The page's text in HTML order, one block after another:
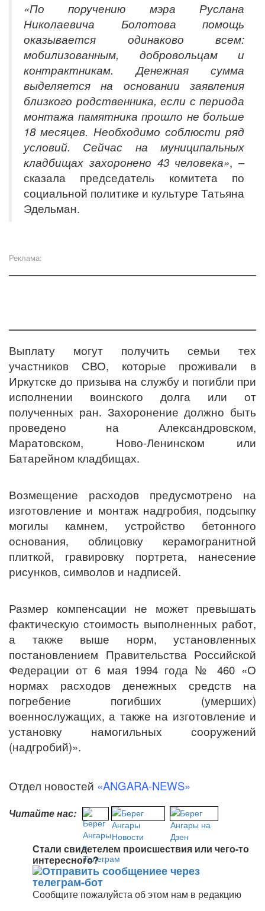
«По поручению мэра Руслана
Николаевича Болотова помощь
оказывается одинаково всем:
мобилизованным, добровольцам и
контрактникам. Денежная сумма
выделяется на основании заявления
близкого родственника, если с периода
монтажа памятника прошло не больше
18 месяцев. Необходимо соблюсти ряд
условий. Сейчас на муниципальных
кладбищах захоронено 43 человека», –
сказала председатель комитета по
социальной политике и культуре Татьяна
Эдельман.
Реклама:
Выплату могутполучить семьи тех
участников СВО, которые проживали в
Иркутске до призыва на службу и погибли при
исполнении воинского долга или от
полученных ран. Захоронение должно быть
проведено на Александровском,
Маратовском, Ново-Ленинском или
Батарейном кладбищах.
Возмещение расходов предусмотрено на
изготовление и монтаж надгробия, подсыпку
могилы камнем, устройство бетонного
основания, облицовку керамогранитной
плиткой, гравировку портрета, нанесение
рисунков, символов и надписей.
Размер компенсации не может превышать
фактическую стоимость выполненных работ,
а также выше норм, установленных
постановлением Правительства Российской
Федерации от 6 мая 1994 года № 460 «О
нормах расходов денежных средств на
погребение погибших (умерших)
военнослужащих, а также на изготовление и
установку намогильных сооружений
(надгробий)».
Отдел новостей «ANGARA-NEWS»
Читайте нас:
Стали свидетелем происшествия или чего-то
интересного?
Сообщите пожалуйста об этом нам в редакцию